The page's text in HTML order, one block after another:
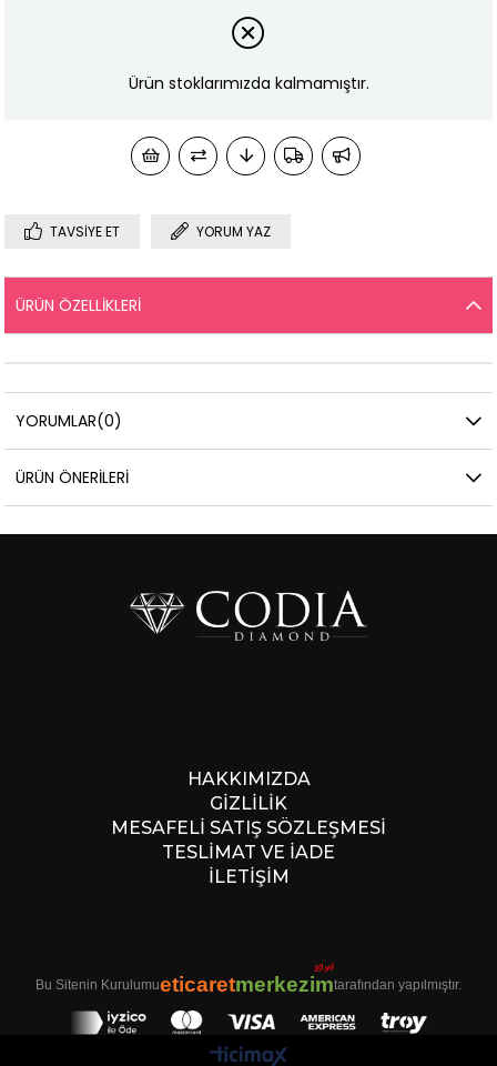
Ürün stoklarımızda kalmamıştır.
TAVSIYE ET YORUM YAZ
ÜRÜN ÖZELLIKLERI
YORUMLAR(0)
ÜRÜN ÖNERILERI
HAKKIMIZDA
GİZLİLİK
MESAFELİ SATIŞ SÖZLEŞMESİ
TESLİMAT VE İADE
İLETİŞİM
Bu Sitenin Kurulumueticaretmerkezim
10.yıl
tarafından yapılmıştır.